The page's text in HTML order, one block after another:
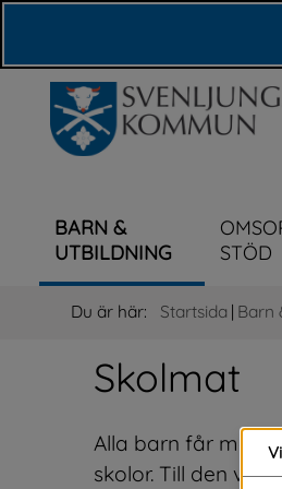
BARN &
UTBILDNING
STÖD
Du är här: Startsida | Barn
Skolmat
Alla barn får mat i
skolor. Till den